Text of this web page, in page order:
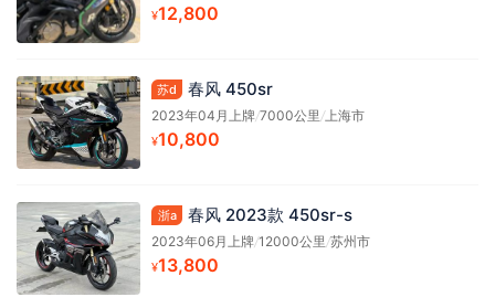
¥12,800
苏d 春风 450sr
2023年04月上牌/7000公里/上海市
¥10,800
浙a 春风 2023款 450sr-s
2023年06月上牌/12000公里/苏州市
¥13,800